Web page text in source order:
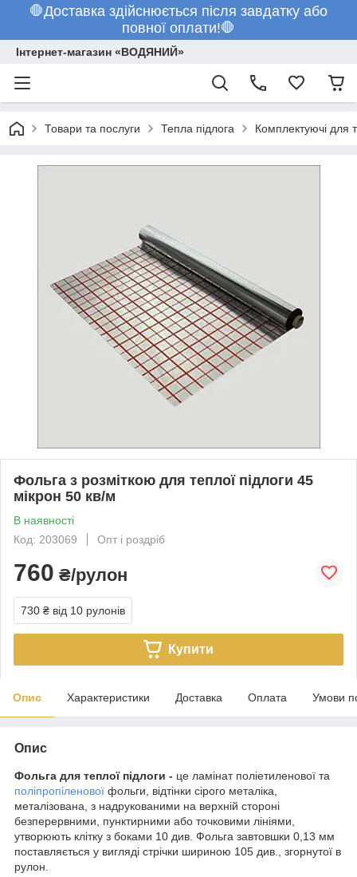
🛑Доставка здійснюється після завдатку або
повної оплати!🛑
Інтернет-магазин «ВОДЯНИЙ»
Товари та послуги Тепла підлога Комплектуючі для
Фольга з розміткою для теплої підлоги 45
мікрон 50 кв/м
В наявності
Код: 203069
Опт і роздріб
760 ₴/рулон
730 ₴ від 10 рулонів
Купити
Опис Характеристики Доставка Оплата Умови
Опис
Фольга для теплої підлоги - це ламінат поліетиленової та
поліпропіленової фольги, відтінки сірого металіка,
металізована, з надрукованими на верхній стороні
безперервними, пунктирними або точковими лініями,
утворюють клітку з боками 10 див. Фольга завтовшки 0,13 мм
поставляється у вигляді стрічки шириною 105 див., згорнутої в
рулон.